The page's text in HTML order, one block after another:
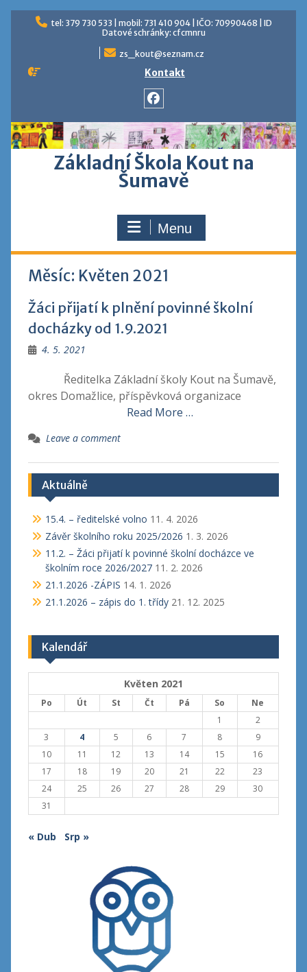
Skip
tel: 379 730 533 | mobil: 731 410 904 | IČO: 70990468 | ID
Datové schránky: cfcmnru
zs_kout@seznam.cz
Kontakt
Základní Škola Kout na
Šumavě
Menu
Měsíc: Květen 2021
Žáci přijatí k plnění povinné školní
docházky od 1.9.2021
4. 5. 2021
Ředitelka Základní školy Kout na Šumavě,
okres Domažlice, příspěvková organizace
Read More …
Leave a comment
Aktuálně
15.4. – ředitelské volno 11. 4. 2026
Závěr školního roku 2025/2026 1. 3. 2026
11.2. – Žáci přijatí k povinné školní docházce ve
školním roce 2026/2027 11. 2. 2026
21.1.2026 -ZÁPIS 14. 1. 2026
21.1.2026 – zápis do 1. třídy 21. 12. 2025
Kalendář
Květen 2021
Po Út St Čt Pá So
Ne
1
2
3
4 5 6 7 8
9
10
11 12 13 14 15
16
17
18 19 20 21 22
23
24
25 26 27 28 29
30
31
« Dub Srp »